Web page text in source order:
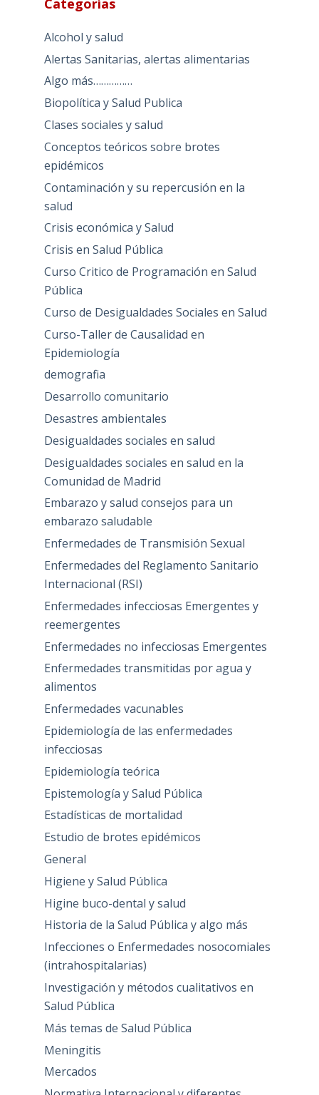
Categorías
Alcohol y salud
Alertas Sanitarias, alertas alimentarias
Algo más……………
Biopolítica y Salud Publica
Clases sociales y salud
Conceptos teóricos sobre brotes
epidémicos
Contaminación y su repercusión en la
salud
Crisis económica y Salud
Crisis en Salud Pública
Curso Critico de Programación en Salud
Pública
Curso de Desigualdades Sociales en Salud
Curso-Taller de Causalidad en
Epidemiología
demografia
Desarrollo comunitario
Desastres ambientales
Desigualdades sociales en salud
Desigualdades sociales en salud en la
Comunidad de Madrid
Embarazo y salud consejos para un
embarazo saludable
Enfermedades de Transmisión Sexual
Enfermedades del Reglamento Sanitario
Internacional (RSI)
Enfermedades infecciosas Emergentes y
reemergentes
Enfermedades no infecciosas Emergentes
Enfermedades transmitidas por agua y
alimentos
Enfermedades vacunables
Epidemiología de las enfermedades
infecciosas
Epidemiología teórica
Epistemología y Salud Pública
Estadísticas de mortalidad
Estudio de brotes epidémicos
General
Higiene y Salud Pública
Higine buco-dental y salud
Historia de la Salud Pública y algo más
Infecciones o Enfermedades nosocomiales
(intrahospitalarias)
Investigación y métodos cualitativos en
Salud Pública
Más temas de Salud Pública
Meningitis
Mercados